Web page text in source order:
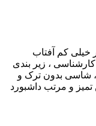
خیلی کم آفتاب
، زیر بندی
، شاسی بدون ترک و
داخل کابین تمیز و مرتب داشبورد